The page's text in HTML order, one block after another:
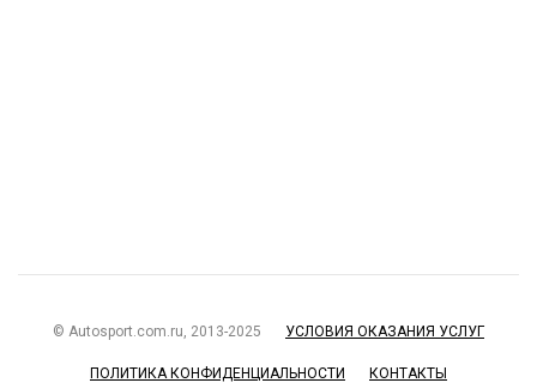
© Autosport.com.ru, 2013-2025 УСЛОВИЯ ОКАЗАНИЯ УСЛУГ
ПОЛИТИКА КОНФИДЕНЦИАЛЬНОСТИ КОНТАКТЫ